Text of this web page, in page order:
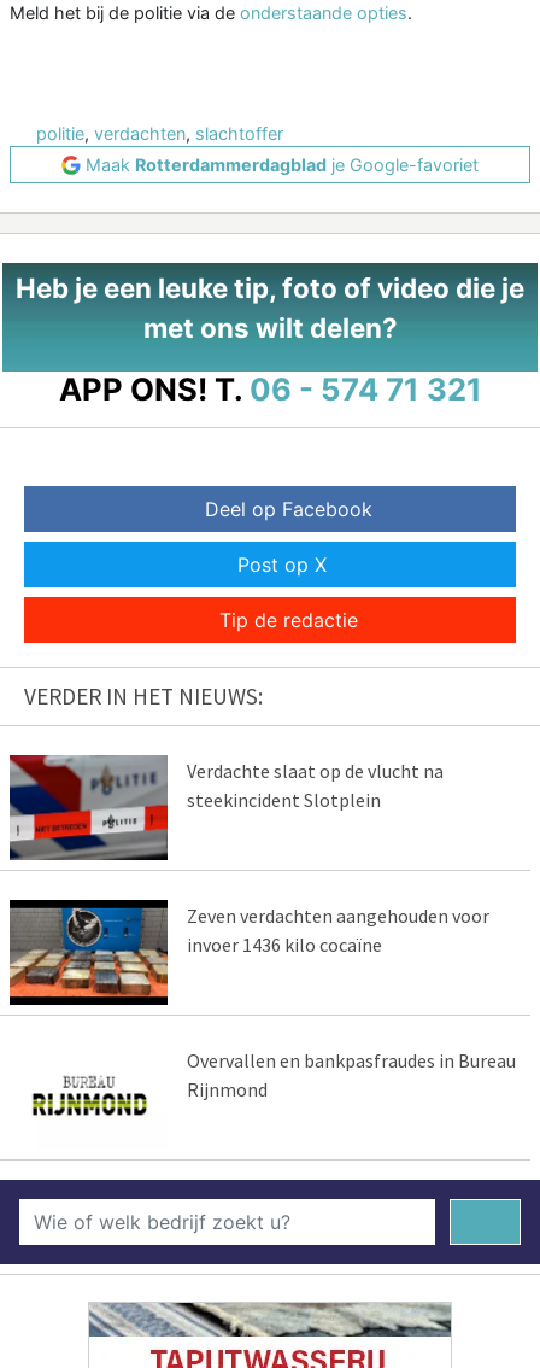
Meld het bij de politie via de onderstaande opties.
politie, verdachten, slachtoffer
Maak Rotterdammerdagblad je Google-favoriet
Heb je een leuke tip, foto of video die je
met ons wilt delen?
APP ONS! T. 06 - 574 71 321
Deel op Facebook
Post op X
Tip de redactie
VERDER IN HET NIEUWS:
Verdachte slaat op de vlucht na
steekincident Slotplein
Zeven verdachten aangehouden voor
invoer 1436 kilo cocaïne
Overvallen en bankpasfraudes in Bureau
Rijnmond